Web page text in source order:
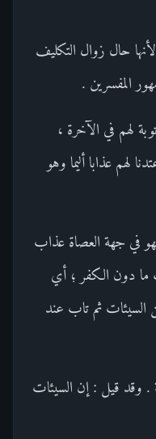
حال زوال التكليف
المفسرين .
لهم في الآخرة ،
لهم عذابا أليما وهو
في جهة العصاة عذاب
ما دون الكفر ؛ أي
السيئات ثم تاب عند
. وقد قيل : إن السيئات